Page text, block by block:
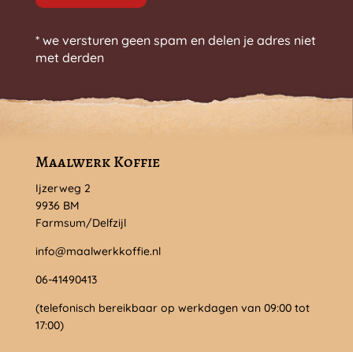
* we versturen geen spam en delen je adres niet
met derden
Maalwerk Koffie
Ijzerweg 2
9936 BM
Farmsum/Delfzijl
info@maalwerkkoffie.nl
06-41490413
(telefonisch bereikbaar op werkdagen van 09:00 tot
17:00)